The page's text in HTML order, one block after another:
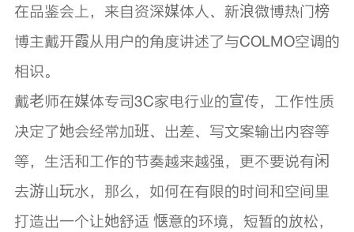
在品鉴会上，来自资深媒体人、新浪微博热门榜
博主戴开霞从用户的角度讲述了与COLMO空调的
相识。
戴老师在媒体专司3C家电行业的宣传，工作性质
决定了她会经常加班、出差、写文案输出内容等
等，生活和工作的节奏越来越强，更不要说有闲
去游山玩水，那么，如何在有限的时间和空间里
打造出一个让她舒适 惬意的环境，短暂的放松，